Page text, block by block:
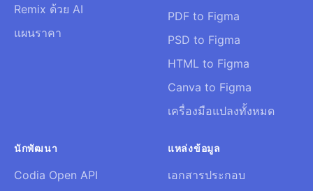
Remix ด้วย AI
แผนราคา
PDF to Figma
PSD to Figma
HTML to Figma
Canva to Figma
เครื่องมือแปลงทั้งหมด
นักพัฒนา
Codia Open API
แหล่งข้อมูล
เอกสารประกอบ